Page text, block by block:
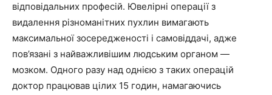
відповідальних професій. Ювелірні операції з
видалення різноманітних пухлин вимагають
максимальної зосередженості і самовіддачі, адже
пов’язані з найважливішим людським органом —
мозком. Одного разу над однією з таких операцій
доктор працював цілих 15 годин, намагаючись